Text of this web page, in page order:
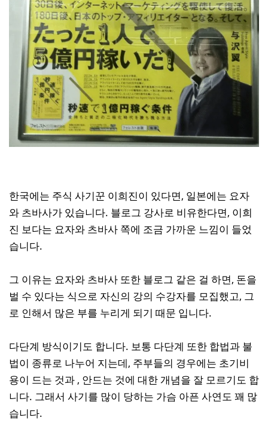
한국에는 주식 사기꾼 이희진이 있다면, 일본에는 요자
와 츠바사가 있습니다. 블로그 강사로 비유한다면, 이희
진 보다는 요자와 츠바사 쪽에 조금 가까운 느낌이 들었
습니다.
그 이유는 요자와 츠바사 또한 블로그 같은 걸 하면, 돈을
벌 수 있다는 식으로 자신의 강의 수강자를 모집했고, 그
로 인해서 많은 부를 누리게 되기 때문 입니다.
다단계 방식이기도 합니다. 보통 다단계 또한 합법과 불
법이 종류로 나누어 지는데, 주부들의 경우에는 초기비
용이 드는 것과 , 안드는 것에 대한 개념을 잘 모르기도 합
니다. 그래서 사기를 많이 당하는 가슴 아픈 사연도 꽤 많
습니다.